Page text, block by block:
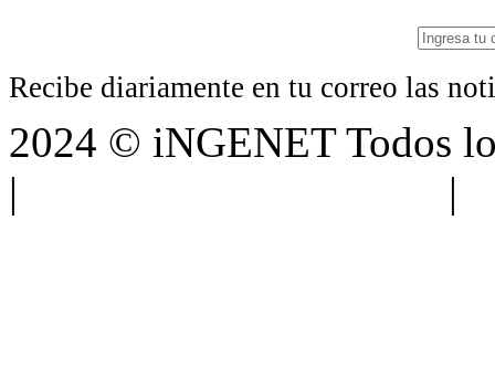
Recibe diariamente en tu correo las
2024 © iNGENET Todos
|
|